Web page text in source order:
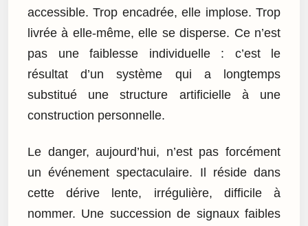
accessible. Trop encadrée, elle implose. Trop
livrée à elle-même, elle se disperse. Ce n’est
pas une faiblesse individuelle : c’est le
résultat d’un système qui a longtemps
substitué une structure artificielle à une
construction personnelle.
Le danger, aujourd’hui, n’est pas forcément
un événement spectaculaire. Il réside dans
cette dérive lente, irrégulière, difficile à
nommer. Une succession de signaux faibles